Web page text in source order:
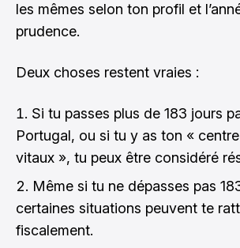
les mêmes selon ton profil et
prudence.
Deux choses restent vraies :
Si tu passes plus de 183 jours
Portugal, ou si tu y as ton « centre
vitaux », tu peux être considéré
Même si tu ne dépasses pas
certaines situations peuvent te
fiscalement.